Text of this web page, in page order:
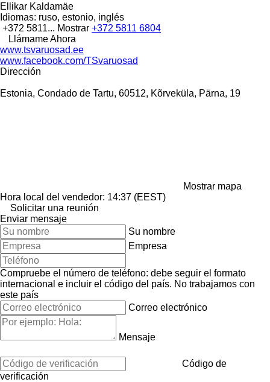
Ellikar Kaldamäe
Idiomas: ruso, estonio, inglés
+372 5811... Mostrar +372 5811 6804
Llámame Ahora
www.tsvaruosad.ee
www.facebook.com/TSvaruosad
Dirección
Estonia, Condado de Tartu, 60512, Kõrveküla, Pärna, 19
Mostrar mapa
Hora local del vendedor: 14:37 (EEST)
Solicitar una reunión
Enviar mensaje
Su nombre
Empresa
Compruebe el número de teléfono: debe seguir el formato
internacional e incluir el código del país. No trabajamos con
este país
Correo electrónico
Mensaje
Código de
verificación